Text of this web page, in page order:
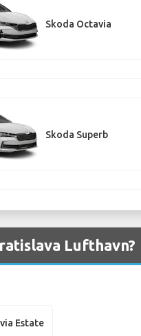
Skoda Octavia
Skoda Superb
Lufthavn?
Estate